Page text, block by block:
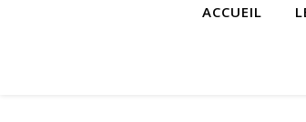
ACCUEIL